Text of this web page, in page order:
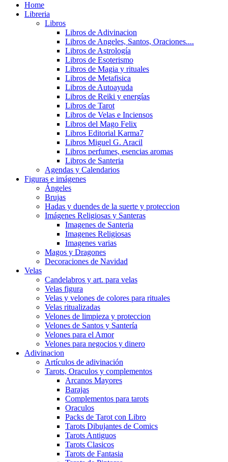
Home
Libreria
Libros
Libros de Adivinacion
Libros de Angeles, Santos, Oraciones....
Libros de Astrología
Libros de Esoterismo
Libros de Magia y rituales
Libros de Metafisica
Libros de Autoayuda
Libros de Reiki y energías
Libros de Tarot
Libros de Velas e Inciensos
Libros del Mago Felix
Libros Editorial Karma7
Libros Miguel G. Aracil
Libros perfumes, esencias aromas
Libros de Santeria
Agendas y Calendarios
Figuras e imágenes
Ángeles
Brujas
Hadas y duendes de la suerte y proteccion
Imágenes Religiosas y Santeras
Imagenes de Santeria
Imagenes Religiosas
Imagenes varias
Magos y Dragones
Decoraciones de Navidad
Velas
Candelabros y art. para velas
Velas figura
Velas y velones de colores para rituales
Velas ritualizadas
Velones de limpieza y proteccion
Velones de Santos y Santería
Velones para el Amor
Velones para negocios y dinero
Adivinacion
Artículos de adivinación
Tarots, Oraculos y complementos
Arcanos Mayores
Barajas
Complementos para tarots
Oraculos
Packs de Tarot con Libro
Tarots Dibujantes de Comics
Tarots Antiguos
Tarots Clasicos
Tarots de Fantasia